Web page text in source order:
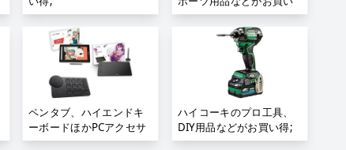
得;
ペンタブ、ハイエンドキ
ーボードほかPCアクセサ
リセール;
ハイコーキのプロ工具、
DIY用品などがお買い得;